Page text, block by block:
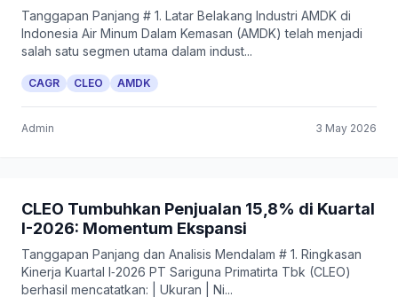
Tanggapan Panjang # 1. Latar Belakang Industri AMDK di
Indonesia Air Minum Dalam Kemasan (AMDK) telah menjadi
salah satu segmen utama dalam indust...
CAGR CLEO AMDK
Admin 3 May 2026
CLEO Tumbuhkan Penjualan 15,8% di Kuartal
I-2026: Momentum Ekspansi
Tanggapan Panjang dan Analisis Mendalam # 1. Ringkasan
Kinerja Kuartal I‑2026 PT Sariguna Primatirta Tbk (CLEO)
berhasil mencatatkan: | Ukuran | Ni...